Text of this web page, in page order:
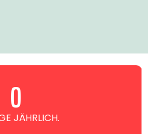
JÄHRLICH.
0